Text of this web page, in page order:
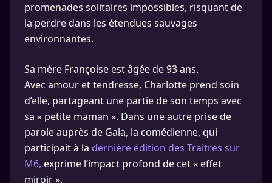
promenades solitaires impossibles, risquant de
la perdre dans les étendues sauvages
environnantes.
Sa mère Françoise est âgée de 93 ans.
Avec amour et tendresse, Charlotte prend soin
d’elle, partageant une partie de son temps avec
sa « petite maman ». Dans une autre prise de
parole auprès de Gala, la comédienne, qui
participait à la dernière édition des Traitres sur
M6, exprime l’impact profond de cet « effet
miroir ».